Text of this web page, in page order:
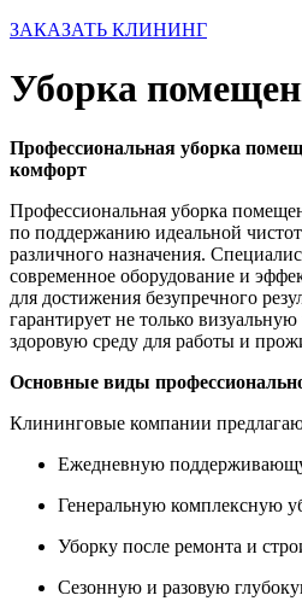
ЗАКАЗАТЬ КЛИНИНГ
Уборка
Профессиональная уборка
комфорт
Профессиональная уборка
по поддержанию идеальной
различного назначения.
современное оборудование и
для достижения безупречного
гарантирует не только визуальную
здоровую среду для работы и
Основные виды
Клининговые компании
Ежедневную
Генеральную комплексную
Уборку после ремонта и
Сезонную и разовую